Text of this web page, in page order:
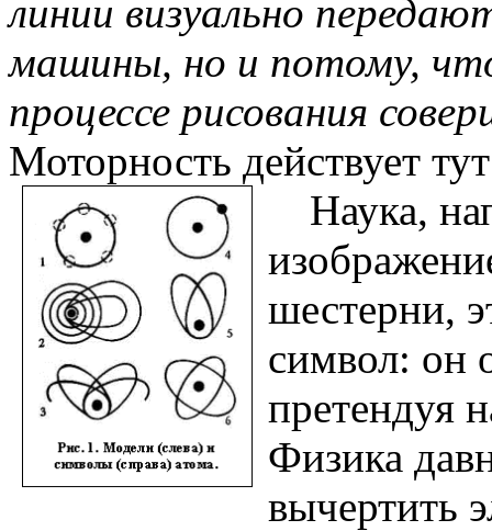
линии визуально
машины, но и потому,
процессе рисования
Моторность действует
Наука,
шестерни,
символ: он
претендуя
Физика
вычертить